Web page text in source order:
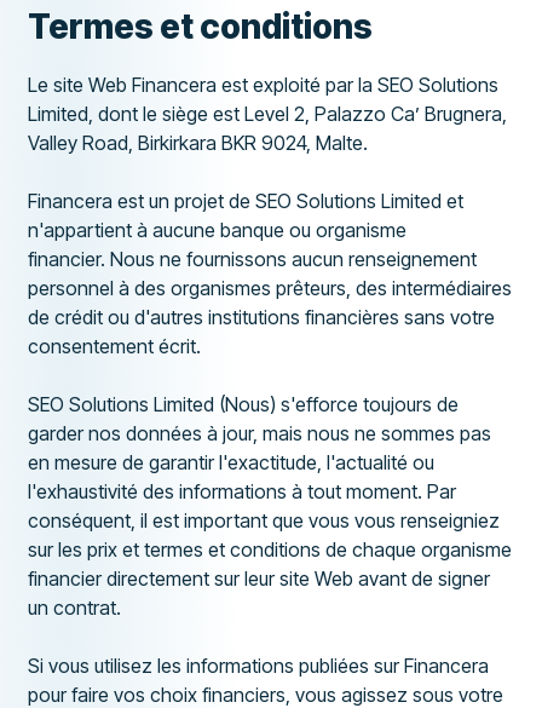
Termes et conditions
Le site Web Financera est exploité par la SEO Solutions
Limited, dont le siège est Level 2, Palazzo Ca’ Brugnera,
Valley Road, Birkirkara BKR 9024, Malte.
Financera est un projet de SEO Solutions Limited et
n'appartient à aucune banque ou organisme
financier. Nous ne fournissons aucun renseignement
personnel à des organismes prêteurs, des intermédiaires
de crédit ou d'autres institutions financières sans votre
consentement écrit.
SEO Solutions Limited (Nous) s'efforce toujours de
garder nos données à jour, mais nous ne sommes pas
en mesure de garantir l'exactitude, l'actualité ou
l'exhaustivité des informations à tout moment. Par
conséquent, il est important que vous vous renseigniez
sur les prix et termes et conditions de chaque organisme
financier directement sur leur site Web avant de signer
un contrat.
Si vous utilisez les informations publiées sur Financera
pour faire vos choix financiers, vous agissez sous votre